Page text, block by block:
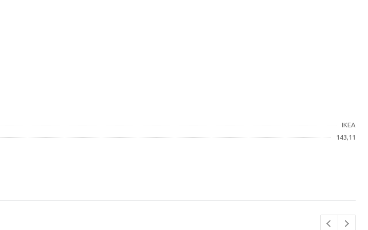
IKEA
143,11